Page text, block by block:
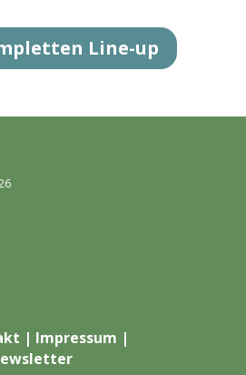
Line-up
| Impressum |